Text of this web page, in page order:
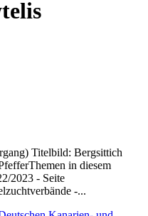
Titelbild: Bergsittich
in diesem
2023 - Seite
-...